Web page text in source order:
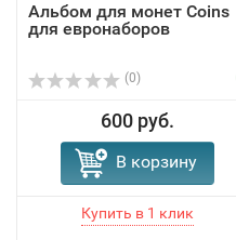
Альбом для монет Coins
для евронаборов
(0)
600 руб.
В корзину